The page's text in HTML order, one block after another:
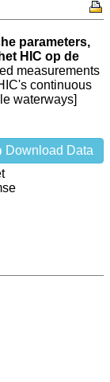
parameters,
HIC op de
measurements
continuous
waterways]
Download Data